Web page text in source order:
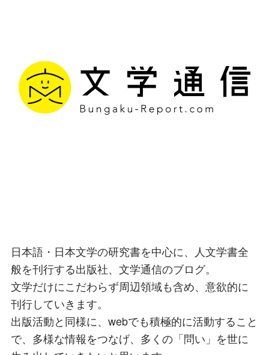
日本語・日本文学の研究書を中心に、人文学書全
般を刊行する出版社、文学通信のブログ。
文学だけにこだわらず周辺領域も含め、意欲的に
刊行していきます。
出版活動と同様に、webでも積極的に活動すること
で、多様な情報をつなげ、多くの「問い」を世に